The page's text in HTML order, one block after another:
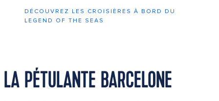
DÉCOUVREZ LES CROISIÈRES À BORD DU
LEGEND OF THE SEAS
LA PÉTULANTE BARCELONE